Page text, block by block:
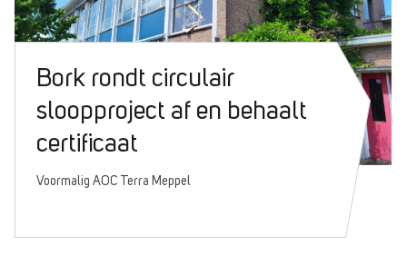
Bork rondt circulair
sloopproject af en behaalt
certificaat
Voormalig AOC Terra Meppel